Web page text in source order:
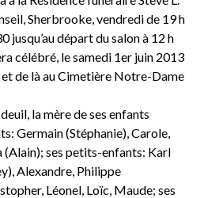
Sherbrooke, vendredi de 19 h
jusqu’au départ du salon à 12 h
célébré, le samedi 1er juin 2013
et de là au Cimetière Notre-Dame
la mère de ses enfants
Germain (Stéphanie), Carole,
(Alain); ses petits-enfants: Karl
Alexandre, Philippe
Léonel, Loïc, Maude; ses